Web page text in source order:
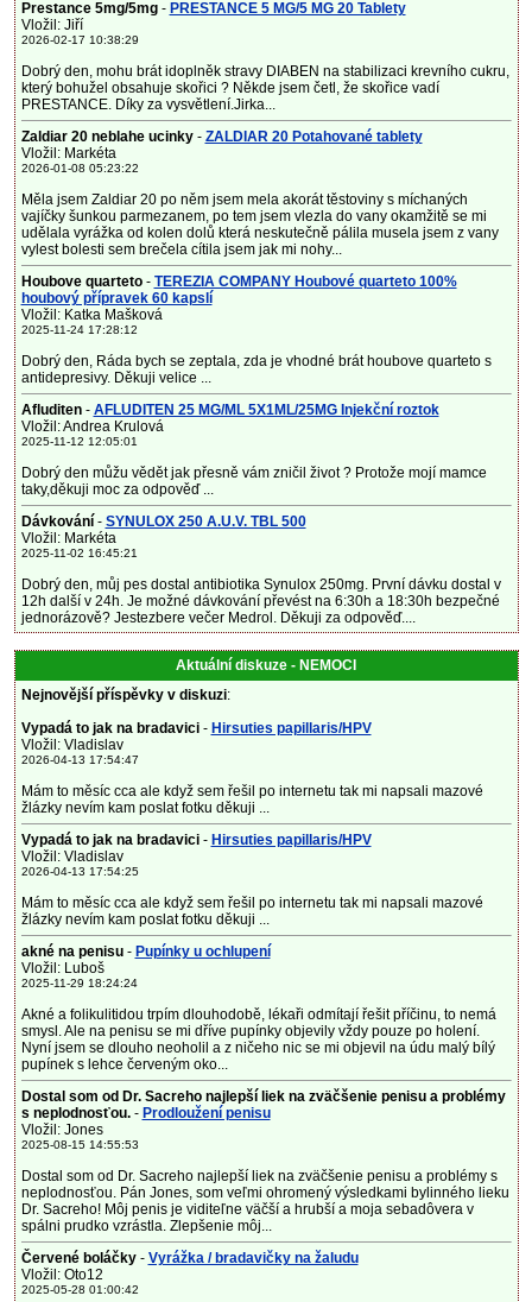
Prestance 5mg/5mg- PRESTANCE 5 MG/5 MG 20 Tablety
Vložil: Jiří
2026-02-17 10:38:29
Dobrý den, mohu brát idoplněk stravy DIABEN na stabilizaci krevního cukru,
který bohužel obsahuje skořici ? Někde jsem četl, že skořice vadí
PRESTANCE. Díky za vysvětlení.Jirka...
Zaldiar 20 neblahe ucinky- ZALDIAR 20 Potahované tablety
Vložil: Markéta
2026-01-08 05:23:22
Měla jsem Zaldiar 20 po něm jsem mela akorát těstoviny s míchaných
vajíčky šunkou parmezanem, po tem jsem vlezla do vany okamžitě se mi
udělala vyrážka od kolen dolů která neskutečně pálila musela jsem z vany
vylest bolesti sem brečela cítila jsem jak mi nohy...
Houbove quarteto- TEREZIA COMPANY Houbové quarteto 100%
houbový přípravek 60 kapslí
Vložil: Katka Mašková
2025-11-24 17:28:12
Dobrý den, Ráda bych se zeptala, zda je vhodné brát houbove quarteto s
antidepresivy. Děkuji velice ...
Afluditen- AFLUDITEN 25 MG/ML 5X1ML/25MG Injekční roztok
Vložil: Andrea Krulová
2025-11-12 12:05:01
Dobrý den můžu vědět jak přesně vám zničil život ? Protože mojí mamce
taky,děkuji moc za odpověď ...
Dávkování - SYNULOX 250 A.U.V. TBL 500
Vložil: Markéta
2025-11-02 16:45:21
Dobrý den, můj pes dostal antibiotika Synulox 250mg. První dávku dostal v
12h další v 24h. Je možné dávkování převést na 6:30h a 18:30h bezpečné
jednorázově? Jestezbere večer Medrol. Děkuji za odpověď....
Aktuální diskuze - NEMOCI
Nejnovější příspěvky v diskuzi:
Vypadá to jak na bradavici - Hirsuties papillaris/HPV
Vložil: Vladislav
2026-04-13 17:54:47
Mám to měsíc cca ale když sem řešil po internetu tak mi napsali mazové
žlázky nevím kam poslat fotku děkuji ...
Vypadá to jak na bradavici - Hirsuties papillaris/HPV
Vložil: Vladislav
2026-04-13 17:54:25
Mám to měsíc cca ale když sem řešil po internetu tak mi napsali mazové
žlázky nevím kam poslat fotku děkuji ...
akné na penisu- Pupínky u ochlupení
Vložil: Luboš
2025-11-29 18:24:24
Akné a folikulitidou trpím dlouhodobě, lékaři odmítají řešit příčinu, to nemá
smysl. Ale na penisu se mi dříve pupínky objevily vždy pouze po holení.
Nyní jsem se dlouho neoholil a z ničeho nic se mi objevil na údu malý bílý
pupínek s lehce červeným oko...
Dostal som od Dr. Sacreho najlepší liek na zväčšenie penisu a problémy
s neplodnosťou.- Prodloužení penisu
Vložil: Jones
2025-08-15 14:55:53
Dostal som od Dr. Sacreho najlepší liek na zväčšenie penisu a problémy s
neplodnosťou. Pán Jones, som veľmi ohromený výsledkami bylinného lieku
Dr. Sacreho! Môj penis je viditeľne väčší a hrubší a moja sebadôvera v
spálni prudko vzrástla. Zlepšenie môj...
Červené boláčky - Vyrážka / bradavičky na žaludu
Vložil: Oto12
2025-05-28 01:00:42